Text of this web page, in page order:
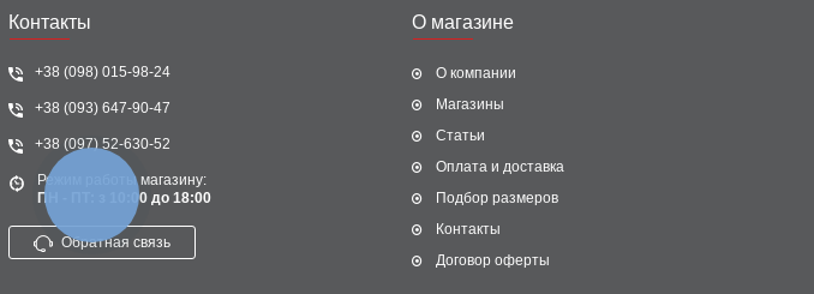
Контакты
+38 (098) 015-98-24
+38 (093) 647-90-47
+38 (097) 52-630-52
Режим работы магазину:
ПН - ПТ: з 10:00 до 18:00
Обратная связь
О магазине
О компании
Магазины
Статьи
Оплата и доставка
Подбор размеров
Контакты
Договор оферты